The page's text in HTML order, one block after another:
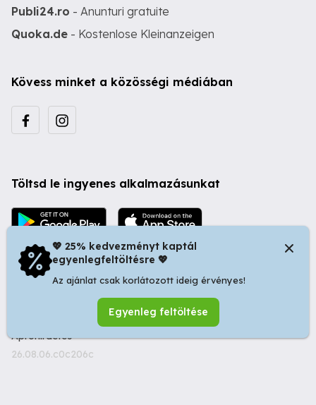
Publi24.ro - Anunturi gratuite
Quoka.de - Kostenlose Kleinanzeigen
Kövess minket a közösségi médiában
Töltsd le ingyenes alkalmazásunkat
© 2026 Startapró S.R.L. | Bulevardul Dacia nr 34, Oradea
410346, Romania | Tax ID: RO44483373 -
Ingyenes
Apróhirdetés
26.08.06.c0c206c
💖 25% kedvezményt kaptál
egyenlegfeltöltésre 💖
Az ajánlat csak korlátozott ideig érvényes!
Egyenleg feltöltése